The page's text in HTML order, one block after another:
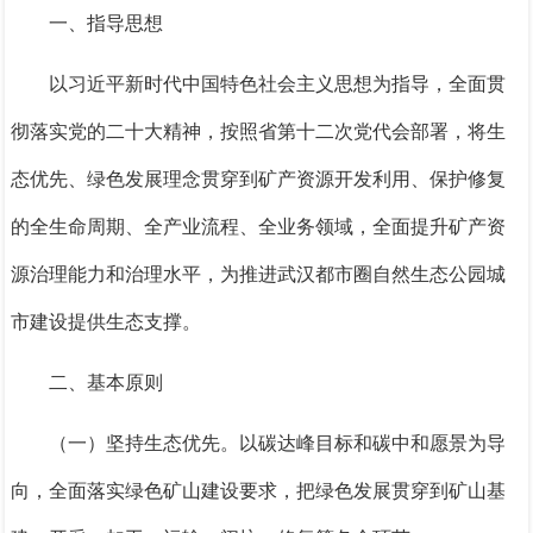
一、指导思想
以习近平新时代中国特色社会主义思想为指导，全面贯
彻落实党的二十大精神 ，按照省第十二次党代会部署 ，将生
态优先、绿色发展理念贯穿到矿产资源开发利用、保护修复
的全生命周期、全产业流程、全业务领域，全面提升矿产资
源治理能力和治理水平，为推进武汉都市圈自然生态公园城
市建设提供生态支撑。
二、基本原则
（一）坚持生态优先。 以碳达峰目标和碳中和愿景为导
向，全面落实绿色矿山建设要求，把绿色发展贯穿到矿山基